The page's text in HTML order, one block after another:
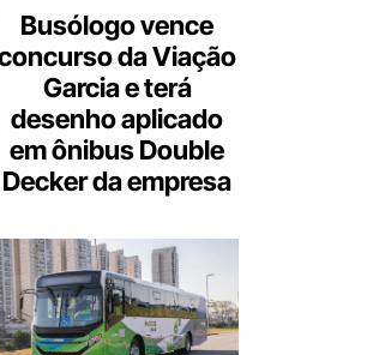
Busólogo vence
da Viação
Garcia e terá
desenho aplicado
em ônibus Double
Decker da empresa